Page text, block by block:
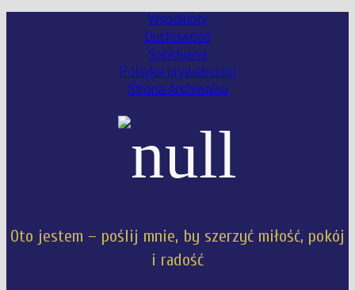
Wspólnoty
Duchowość
Sanktuaria
Polityka prywatności
Strona Archiwalna
Oto jestem – poślij mnie, by szerzyć miłość, pokój
i radość